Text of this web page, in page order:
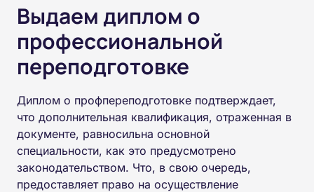
Выдаем диплом о
профессиональной
переподготовке
Диплом о профпереподготовке подтверждает,
что дополнительная квалификация, отраженная в
документе, равносильна основной
специальности, как это предусмотрено
законодательством. Что, в свою очередь,
предоставляет право на осуществление